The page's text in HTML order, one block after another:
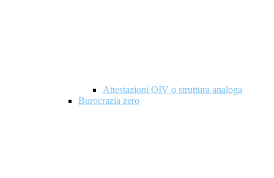
Attestazioni OIV o struttura analoga
Burocrazia zero